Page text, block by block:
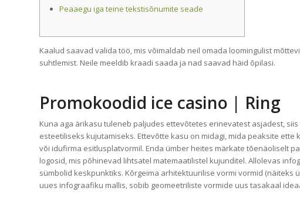
Peaaegu iga teine ​​tekstisõnumite seade
Kaalud saavad valida töö, mis võimaldab neil omada loomingulist
suhtlemist. Neile meeldib kraadi saada ja nad saavad häid õpilasi.
Promokoodid ice casino | Ring
Kuna aga ärikasu tuleneb paljudes ettevõtetes erinevatest asjadest,
esteetiliseks kujutamiseks. Ettevõtte kasu on midagi, mida peaksite
või idufirma esitlusplatvormil. Enda ümber heites märkate tõenäoliselt
logosid, mis põhinevad lihtsatel matemaatilistel kujunditel. Allolevas
sümbolid keskpunktiks. Kõrgeima arhitektuurilise vormi vormid
uues infograafiku mallis, sobib geomeetriliste vormide uus tasakaal